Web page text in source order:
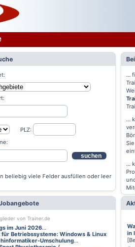
PLZ:
suchen
beliebig viele Felder ausfüllen oder leer
von Trainer.de
im Juni 2026...
für Betriebssysteme: Windows & Linux
Umschulung...
...
...
...
in